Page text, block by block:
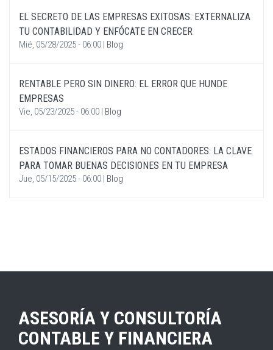
EL SECRETO DE LAS EMPRESAS EXITOSAS: EXTERNALIZA
TU CONTABILIDAD Y ENFÓCATE EN CRECER
Mié, 05/28/2025 - 06:00 | Blog
RENTABLE PERO SIN DINERO: EL ERROR QUE HUNDE
EMPRESAS
Vie, 05/23/2025 - 06:00 | Blog
ESTADOS FINANCIEROS PARA NO CONTADORES: LA CLAVE
PARA TOMAR BUENAS DECISIONES EN TU EMPRESA
Jue, 05/15/2025 - 06:00 | Blog
ASESORÍA Y CONSULTORÍA
CONTABLE Y FINANCIERA